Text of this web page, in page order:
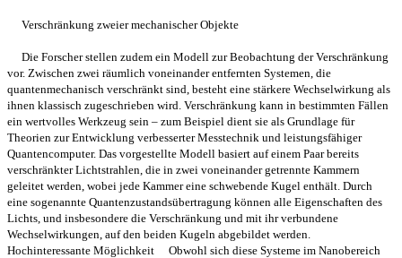
Verschränkung zweier mechanischer Objekte
Die Forscher stellen zudem ein Modell zur Beobachtung der Verschränkung
vor. Zwischen zwei räumlich voneinander entfernten Systemen, die
quantenmechanisch verschränkt sind, besteht eine stärkere Wechselwirkung als
ihnen klassisch zugeschrieben wird. Verschränkung kann in bestimmten Fällen
ein wertvolles Werkzeug sein – zum Beispiel dient sie als Grundlage für
Theorien zur Entwicklung verbesserter Messtechnik und leistungsfähiger
Quantencomputer. Das vorgestellte Modell basiert auf einem Paar bereits
verschränkter Lichtstrahlen, die in zwei voneinander getrennte Kammern
geleitet werden, wobei jede Kammer eine schwebende Kugel enthält. Durch
eine sogenannte Quantenzustandsübertragung können alle Eigenschaften des
Lichts, und insbesondere die Verschränkung und mit ihr verbundene
Wechselwirkungen, auf den beiden Kugeln abgebildet werden.
Hochinteressante Möglichkeit Obwohl sich diese Systeme im Nanobereich